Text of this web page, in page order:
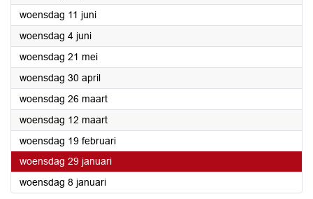
woensdag 11 juni2025
woensdag 4 juni2025
woensdag 21 mei2025
woensdag 30 april2025
woensdag 26 maart2025
woensdag 12 maart2025
woensdag 19 februari2025
woensdag 29 januari2025
woensdag 8 januari2025